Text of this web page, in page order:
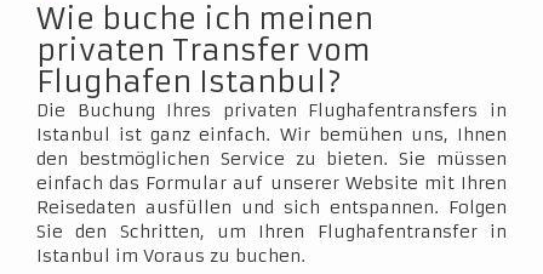
Wie buche ich meinen
privaten Transfer vom
Flughafen Istanbul?
Die Buchung Ihres privaten Flughafentransfers in
Istanbul ist ganz einfach. Wir bemühen uns, Ihnen
den bestmöglichen Service zu bieten. Sie müssen
einfach das Formular auf unserer Website mit Ihren
Reisedaten ausfüllen und sich entspannen. Folgen
Sie den Schritten, um Ihren Flughafentransfer in
Istanbul im Voraus zu buchen.